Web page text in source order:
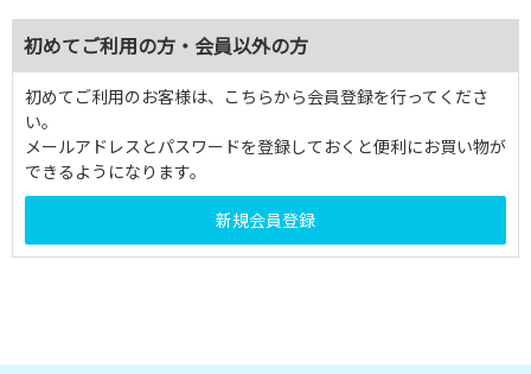
初めてご利用の方・会員以外の方
初めてご利用のお客様は、こちらから会員登録を行ってくださ
い。
メールアドレスとパスワードを登録しておくと便利にお買い物が
できるようになります。